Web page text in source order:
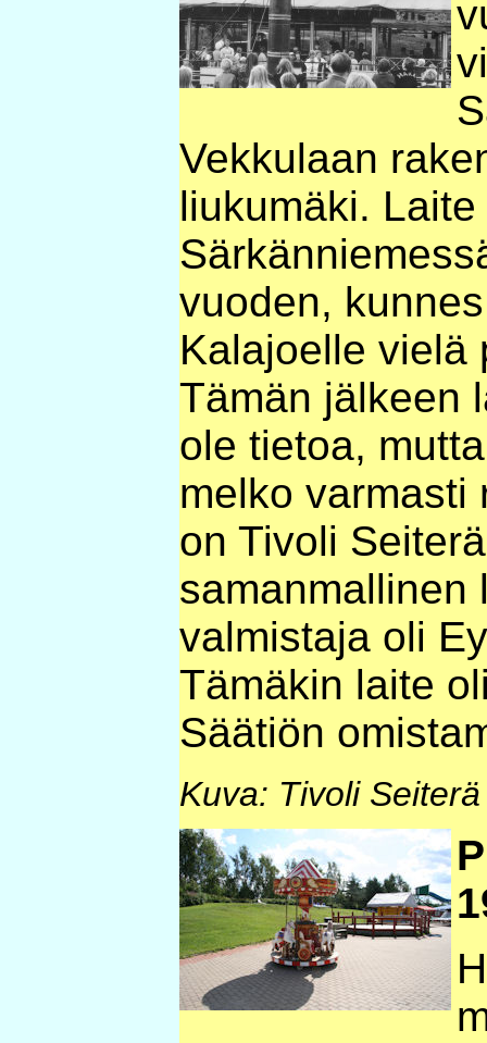
Vekkulaan
liukumäki.
vuoden,
Kalajoelle vielä
Tämän jälkeen
ole tietoa,
melko varmasti
on Tivoli
samanmallinen
valmistaja oli
Tämäkin laite
Säätiön
Kuva: Tivoli Seiterä